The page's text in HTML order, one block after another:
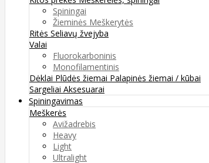
Spiningai
Žieminės Meškerytės
Ritės Seliavų žvejyba
Valai
Fluorokarboninis
Monofilamentinis
Dėklai Plūdės žiemai Palapinės žiemai / kūbai
Sargeliai Aksesuarai
Spiningavimas
Meškerės
Avižadrebis
Heavy
Light
Ultralight